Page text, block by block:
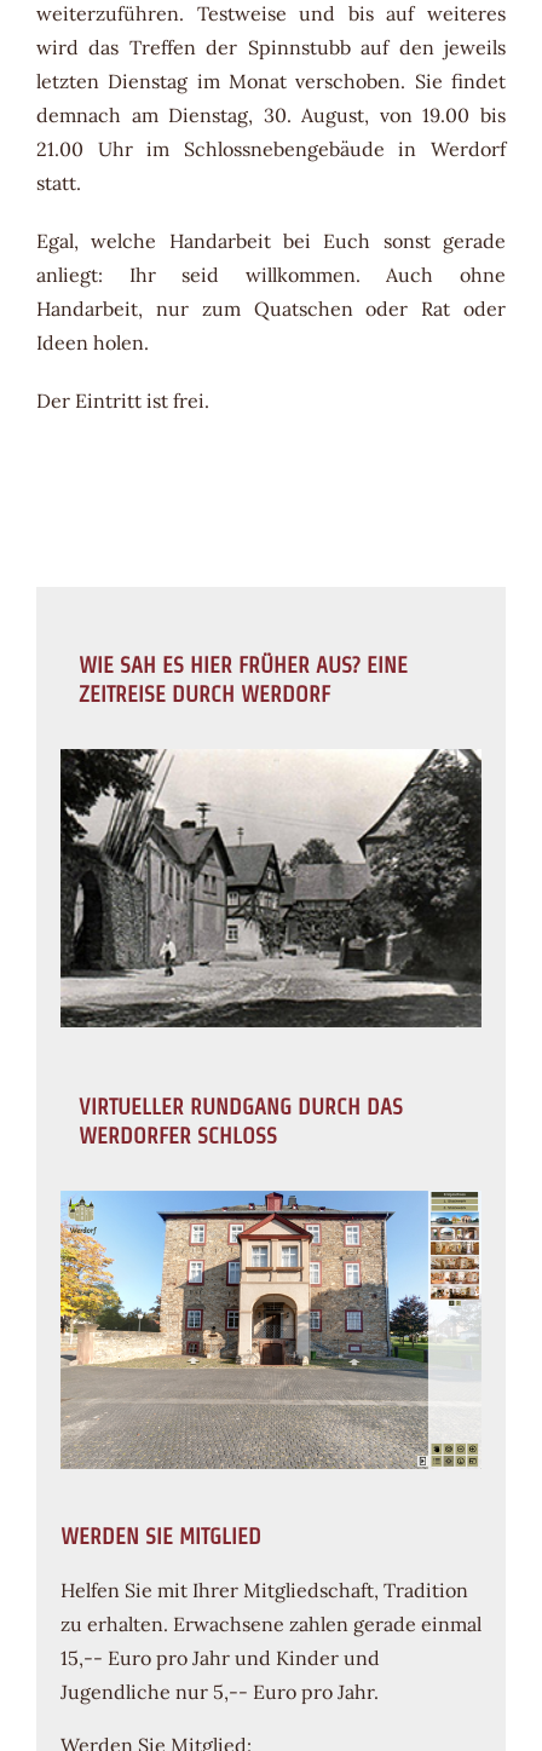
weiterzuführen. Testweise und bis auf weiteres
wird das Treffen der Spinnstubb auf den jeweils
letzten Dienstag im Monat verschoben. Sie findet
demnach am Dienstag, 30. August, von 19.00 bis
21.00 Uhr im Schlossnebengebäude in Werdorf
statt.
Egal, welche Handarbeit bei Euch sonst gerade
anliegt: Ihr seid willkommen. Auch ohne
Handarbeit, nur zum Quatschen oder Rat oder
Ideen holen.
Der Eintritt ist frei.
WIE SAH ES HIER FRÜHER AUS? EINE
ZEITREISE DURCH WERDORF
VIRTUELLER RUNDGANG DURCH DAS
WERDORFER SCHLOSS
WERDEN SIE MITGLIED
Helfen Sie mit Ihrer Mitgliedschaft, Tradition
zu erhalten. Erwachsene zahlen gerade einmal
15,-- Euro pro Jahr und Kinder und
Jugendliche nur 5,-- Euro pro Jahr.
Werden Sie Mitglied: